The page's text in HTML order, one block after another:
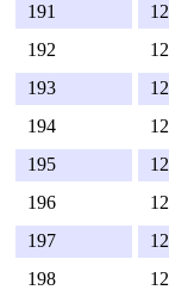
191
192
193
194
195
196
197
198